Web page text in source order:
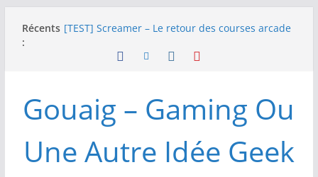
Récents
:
retour !
[TEST] Ride 6 – Une sortie de piste sur PS5 !
SNK NEOGEO AES+ : un succès dingue !
Gouaig – Gaming Ou
Une Autre Idée Geek